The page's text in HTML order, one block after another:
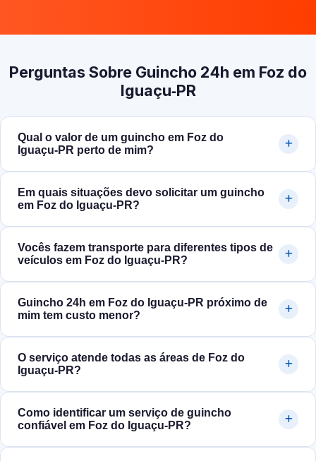
Perguntas Sobre Guincho 24h em Foz do
Iguaçu‑PR
Qual o valor de um guincho em Foz do
Iguaçu‑PR perto de mim?
Em quais situações devo solicitar um guincho
em Foz do Iguaçu‑PR?
Vocês fazem transporte para diferentes tipos de
veículos em Foz do Iguaçu‑PR?
Guincho 24h em Foz do Iguaçu‑PR próximo de
mim tem custo menor?
O serviço atende todas as áreas de Foz do
Iguaçu‑PR?
Como identificar um serviço de guincho
confiável em Foz do Iguaçu‑PR?